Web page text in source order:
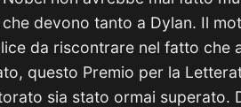
devono tanto a Dylan. Il
da riscontrare nel fatto che
questo Premio per la
sia stato ormai superato.